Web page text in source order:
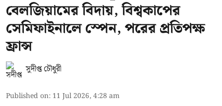
বেলজিয়ামের বিদায়, বিশ্বকাপের
সেমিফাইনালে স্পেন, পরের প্রতিপক্ষ
ফ্রান্স
সুদীপ্ত চৌধুরী
Published on: 11 Jul 2026, 4:28 am